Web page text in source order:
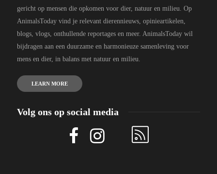
gericht op mensen die opkomen voor dier, natuur en milieu. Op
AnimalsToday vind je relevant dierennieuws, opinieartikelen,
blogs, vlogs, onthullende reportages en meer. AnimalsToday wil
bijdragen aan een duurzame en harmonieuze samenleving voor
mens en dier, in balans met natuur en milieu.
LEARN MORE
Volg ons op social media